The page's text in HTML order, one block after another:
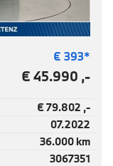
€ 393*
€ 45.990 ,-
€ 79.802 ,-
07.2022
36.000 km
3067351